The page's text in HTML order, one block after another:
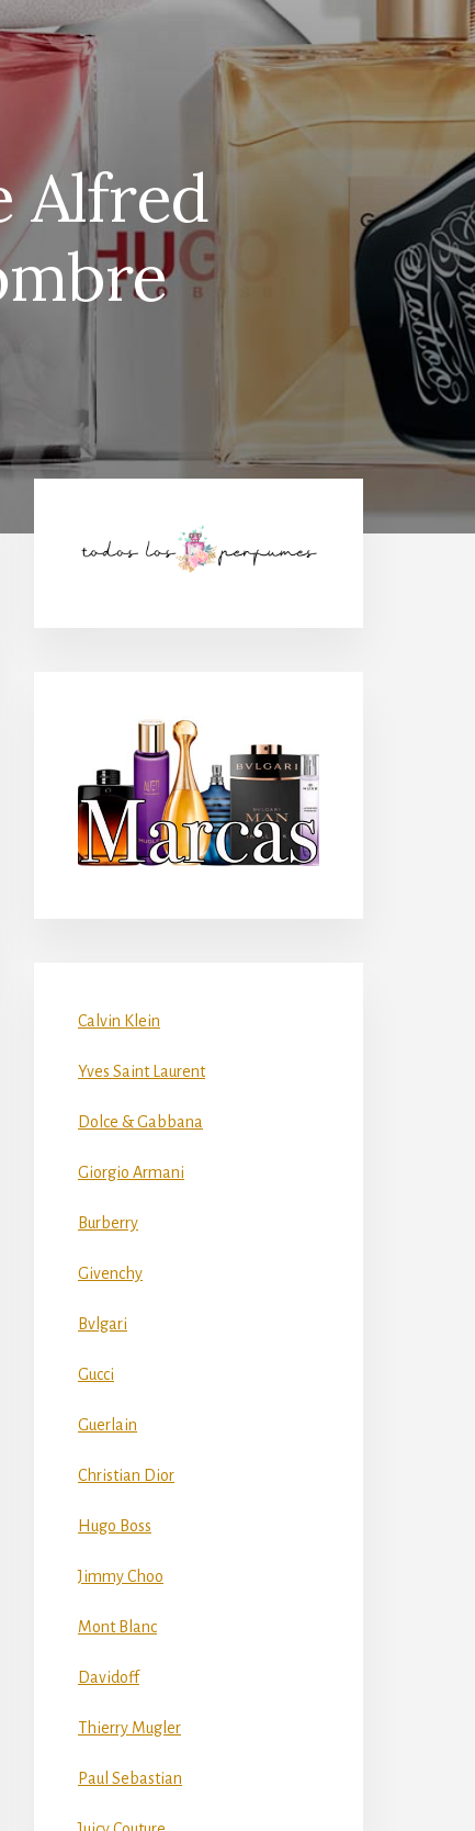
Alfred
lateral
Calvin Klein
Yves Saint Laurent
Dolce & Gabbana
Giorgio Armani
Burberry
Givenchy
Bvlgari
Gucci
Guerlain
Christian Dior
Hugo Boss
Jimmy Choo
Mont Blanc
Davidoff
Thierry Mugler
Paul Sebastian